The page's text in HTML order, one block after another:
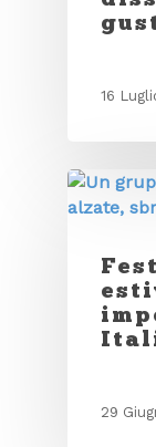
16
29